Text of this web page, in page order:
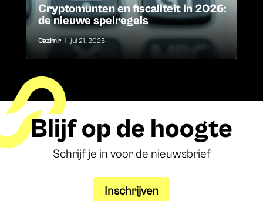
Cryptomunten en fiscaliteit in 2026:
de nieuwe spelregels
Cazimir jul 21, 2026
Blijf op de hoogte
Schrijf je in voor de nieuwsbrief
Inschrijven